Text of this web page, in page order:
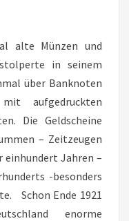
alte Münzen und
in seinem
über Banknoten
aufgedruckten
Die Geldscheine
– Zeitzeugen
einhundert Jahren –
-besonders
Schon Ende 1921
enorme